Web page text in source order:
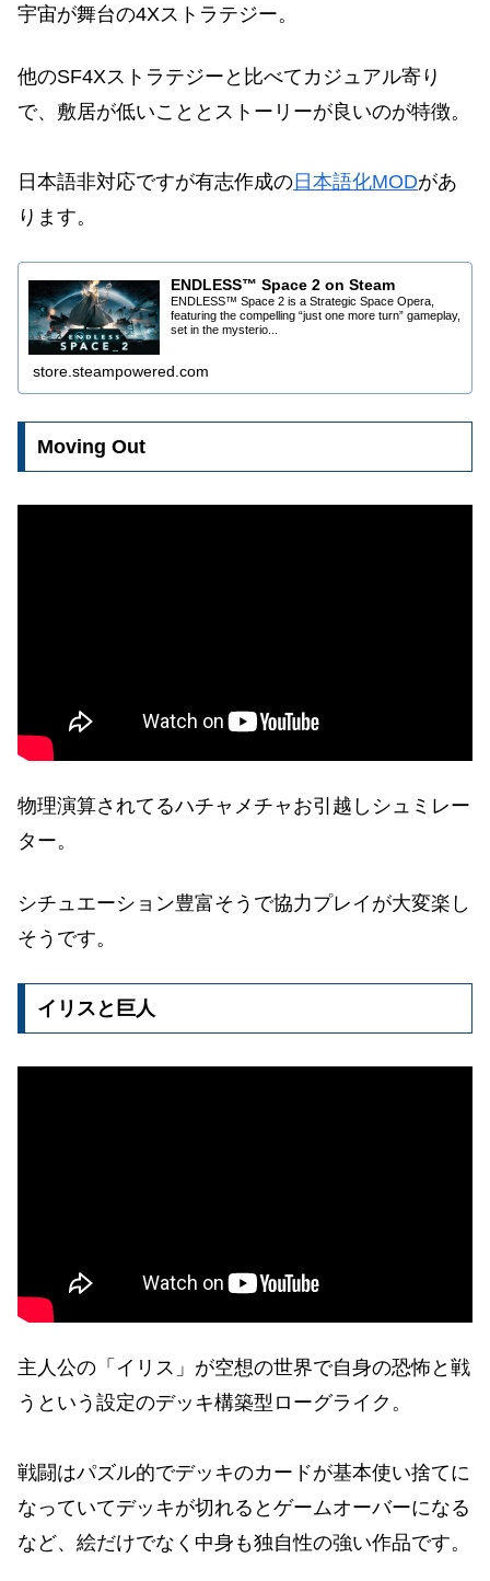
宇宙が舞台の4Xストラテジー。
他のSF4Xストラテジーと比べてカジュアル寄り
で、敷居が低いこととストーリーが良いのが特徴。
日本語非対応ですが有志作成の日本語化MODがあ
ります。
ENDLESS™ Space 2 on Steam
ENDLESS™ Space 2 is a Strategic Space Opera,
featuring the compelling “just one more turn” gameplay,
set in the mysterio...
store.steampowered.com
Moving Out
物理演算されてるハチャメチャお引越しシュミレー
ター。
シチュエーション豊富そうで協力プレイが大変楽し
そうです。
イリスと巨人
主人公の「イリス」が空想の世界で自身の恐怖と戦
うという設定のデッキ構築型ローグライク。
戦闘はパズル的でデッキのカードが基本使い捨てに
なっていてデッキが切れるとゲームオーバーになる
など、絵だけでなく中身も独自性の強い作品です。